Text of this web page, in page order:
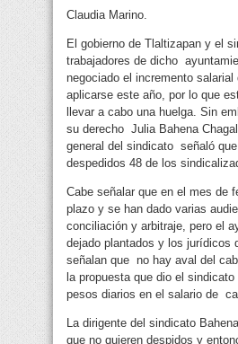
Claudia Marino.
El gobierno de Tlaltizapan y el
trabajadores de dicho
negociado el incremento salarial
aplicarse este año, por lo que
llevar a cabo una huelga. Sin
su derecho Julia Bahena
general del sindicato señaló
despedidos 48 de los
Cabe señalar que en el mes de
plazo y se han dado varias
conciliación y arbitraje, pero el
dejado plantados y los jurídicos
señalan que no hay aval del
la propuesta que dio el
pesos diarios en el salario de
La dirigente del sindicato
que no quieren despidos y